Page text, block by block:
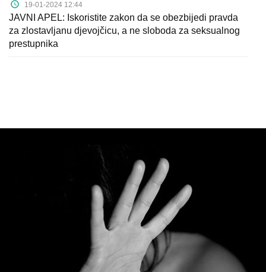
19-01-2024 12:44
JAVNI APEL: Iskoristite zakon da se obezbijedi pravda
za zlostavljanu djevojčicu, a ne sloboda za seksualnog
prestupnika